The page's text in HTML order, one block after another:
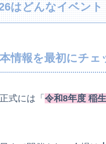
はどんなイベント
情報を最初にチェ
式には「 令和8年度 稲